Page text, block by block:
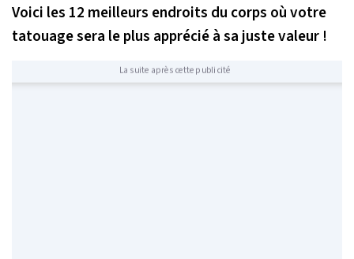
Voici les 12 meilleurs endroits du corps où votre
tatouage sera le plus apprécié à sa juste valeur !
La suite après cette publicité